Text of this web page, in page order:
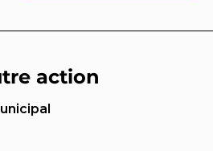
action